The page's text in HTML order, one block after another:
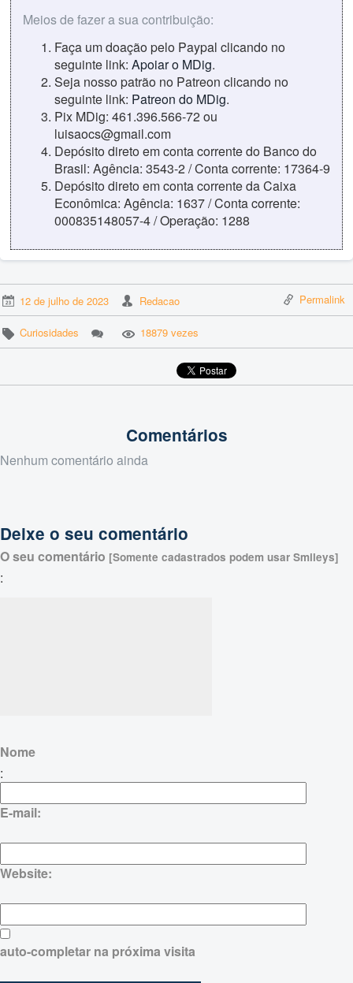
Meios de fazer a sua contribuição:
Faça um doação pelo Paypal clicando no
seguinte link: Apoiar o MDig.
Seja nosso patrão no Patreon clicando no
seguinte link: Patreon do MDig.
Pix MDig: 461.396.566-72 ou
luisaocs@gmail.com
Depósito direto em conta corrente do Banco do
Brasil: Agência: 3543-2 / Conta corrente: 17364-9
Depósito direto em conta corrente da Caixa
Econômica: Agência: 1637 / Conta corrente:
000835148057-4 / Operação: 1288
12 de julho de 2023 Redacao Permalink
Curiosidades 18879 vezes
Comentários
Nenhum comentário ainda
Deixe o seu comentário
O seu comentário [Somente cadastrados podem usar Smileys]
:
Nome
:
E-mail:
Website:
auto-completar na próxima visita